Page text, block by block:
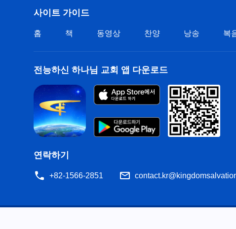
사이트 가이드
홈 책 동영상 찬양 낭송 복
전능하신 하나님 교회 앱 다운로드
연락하기
+82-1566-2851